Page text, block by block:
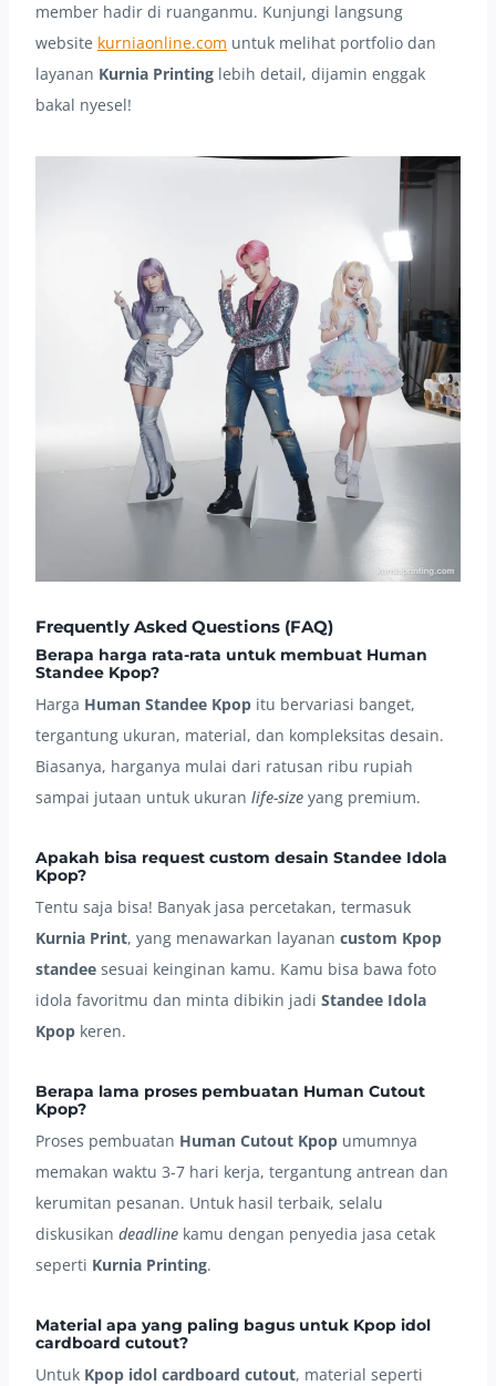
member hadir di ruanganmu. Kunjungi langsung
website kurniaonline.com untuk melihat portfolio dan
layanan Kurnia Printing lebih detail, dijamin enggak
bakal nyesel!
Frequently Asked Questions (FAQ)
Berapa harga rata-rata untuk membuat Human
Standee Kpop?
Harga Human Standee Kpop itu bervariasi banget,
tergantung ukuran, material, dan kompleksitas desain.
Biasanya, harganya mulai dari ratusan ribu rupiah
sampai jutaan untuk ukuran life-size yang premium.
Apakah bisa request custom desain Standee Idola
Kpop?
Tentu saja bisa! Banyak jasa percetakan, termasuk
Kurnia Print, yang menawarkan layanan custom Kpop
standee sesuai keinginan kamu. Kamu bisa bawa foto
idola favoritmu dan minta dibikin jadi Standee Idola
Kpop keren.
Berapa lama proses pembuatan Human Cutout
Kpop?
Proses pembuatan Human Cutout Kpop umumnya
memakan waktu 3-7 hari kerja, tergantung antrean dan
kerumitan pesanan. Untuk hasil terbaik, selalu
diskusikan deadline kamu dengan penyedia jasa cetak
seperti Kurnia Printing.
Material apa yang paling bagus untuk Kpop idol
cardboard cutout?
Untuk Kpop idol cardboard cutout, material seperti